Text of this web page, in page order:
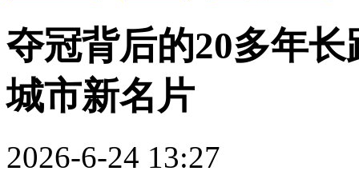
夺冠背后的20多年
城市新名片
2026-6-24 13:27